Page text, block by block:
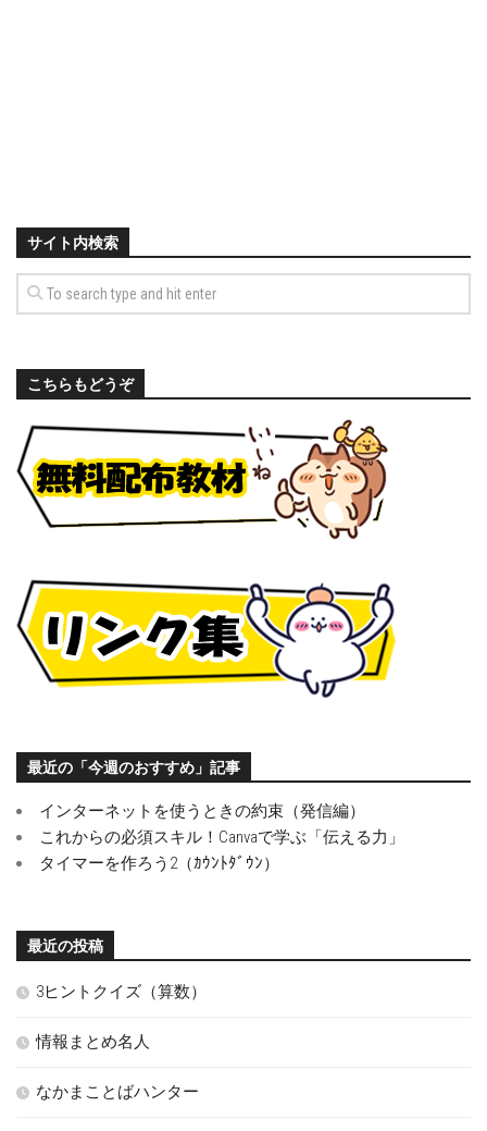
サイト内検索
こちらもどうぞ
最近の「今週のおすすめ」記事
インターネットを使うときの約束（発信編）
これからの必須スキル！Canvaで学ぶ「伝える力」
タイマーを作ろう2（ｶｳﾝﾄﾀﾞｳﾝ）
最近の投稿
3ヒントクイズ（算数）
情報まとめ名人
なかまことばハンター